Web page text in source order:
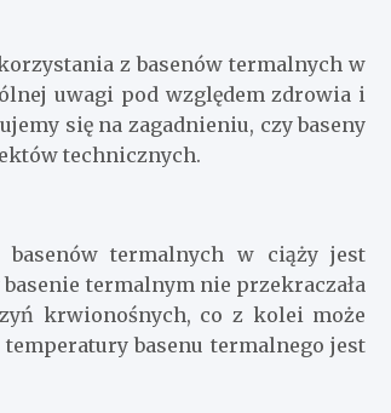
z basenów termalnych w
uwagi pod względem zdrowia i
się na zagadnieniu, czy baseny
technicznych.
basenów termalnych w ciąży jest
termalnym nie przekraczała
krwionośnych, co z kolei może
basenu termalnego jest